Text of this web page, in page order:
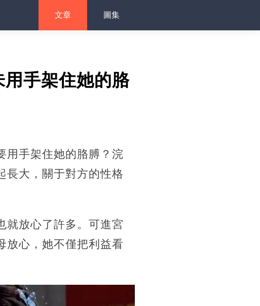
文章 圖集
手架住她的胳
用手架住她的胳膊？浣
長大，關于對方的性格
就放心了許多。可進宮
放心，她不僅把利益看